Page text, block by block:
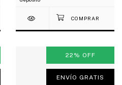
22 % OFF
ENVÍO GRATIS